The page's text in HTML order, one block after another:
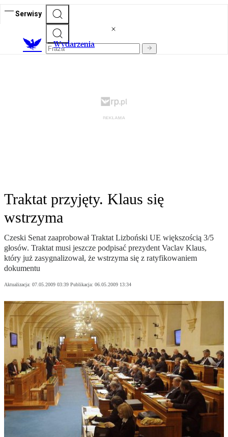
Serwisy
Wydarzenia
Traktat przyjęty. Klaus się
wstrzyma
Czeski Senat zaaprobował Traktat Lizboński UE większością 3/5
głosów. Traktat musi jeszcze podpisać prezydent Vaclav Klaus,
który już zasygnalizował, że wstrzyma się z ratyfikowaniem
dokumentu
Aktualizacja: 07.05.2009 03:39 Publikacja: 06.05.2009 13:34